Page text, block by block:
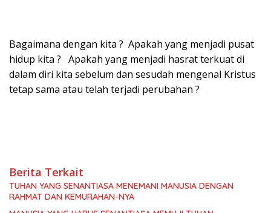
Bagaimana dengan kita ? Apakah yang menjadi pusat
hidup kita ? Apakah yang menjadi hasrat terkuat di
dalam diri kita sebelum dan sesudah mengenal Kristus
tetap sama atau telah terjadi perubahan ?
Berita Terkait
TUHAN YANG SENANTIASA MENEMANI MANUSIA DENGAN
RAHMAT DAN KEMURAHAN-NYA